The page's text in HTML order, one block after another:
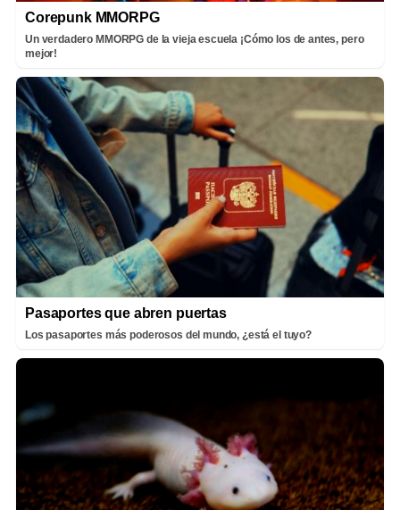
Corepunk MMORPG
Un verdadero MMORPG de la vieja escuela ¡Cómo los de antes, pero
mejor!
Pasaportes que abren puertas
Los pasaportes más poderosos del mundo, ¿está el tuyo?